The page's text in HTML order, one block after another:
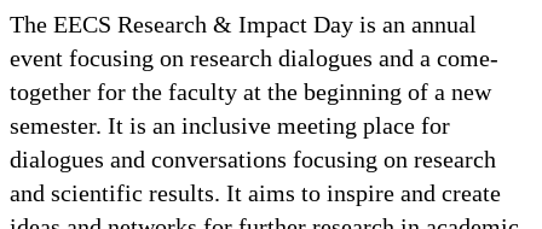
The EECS Research & Impact Day is an annual
event focusing on research dialogues and a come-
together for the faculty at the beginning of a new
semester. It is an inclusive meeting place for
dialogues and conversations focusing on research
and scientific results. It aims to inspire and create